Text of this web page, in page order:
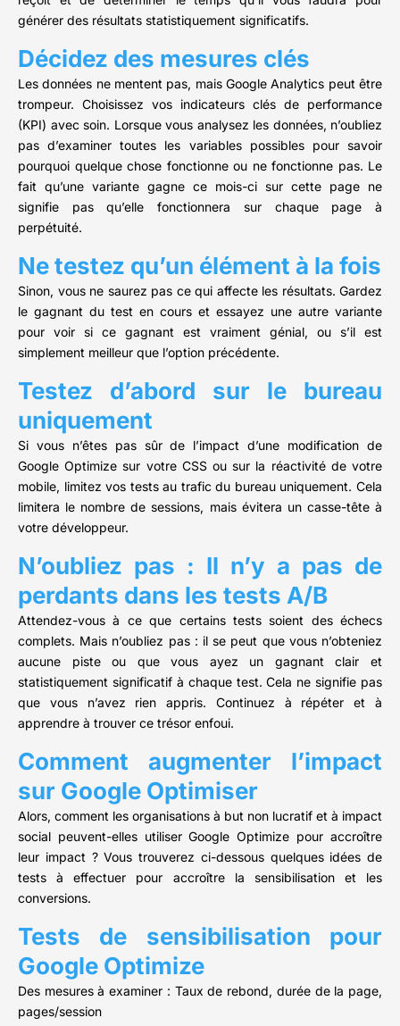
générer des résultats statistiquement significatifs.
Décidez des mesures clés
Les données ne mentent pas, mais Google Analytics peut être
trompeur. Choisissez vos indicateurs clés de performance
(KPI) avec soin. Lorsque vous analysez les données, n’oubliez
pas d’examiner toutes les variables possibles pour savoir
pourquoi quelque chose fonctionne ou ne fonctionne pas. Le
fait qu’une variante gagne ce mois-ci sur cette page ne
signifie pas qu’elle fonctionnera sur chaque page à
perpétuité.
Ne testez qu’un élément à la fois
Sinon, vous ne saurez pas ce qui affecte les résultats. Gardez
le gagnant du test en cours et essayez une autre variante
pour voir si ce gagnant est vraiment génial, ou s’il est
simplement meilleur que l’option précédente.
Testez d’abord sur le bureau
uniquement
Si vous n’êtes pas sûr de l’impact d’une modification de
Google Optimize sur votre CSS ou sur la réactivité de votre
mobile, limitez vos tests au trafic du bureau uniquement. Cela
limitera le nombre de sessions, mais évitera un casse-tête à
votre développeur.
N’oubliez pas : Il n’y a pas de
perdants dans les tests A/B
Attendez-vous à ce que certains tests soient des échecs
complets. Mais n’oubliez pas : il se peut que vous n’obteniez
aucune piste ou que vous ayez un gagnant clair et
statistiquement significatif à chaque test. Cela ne signifie pas
que vous n’avez rien appris. Continuez à répéter et à
apprendre à trouver ce trésor enfoui.
Comment augmenter l’impact
sur Google Optimiser
Alors, comment les organisations à but non lucratif et à impact
social peuvent-elles utiliser Google Optimize pour accroître
leur impact ? Vous trouverez ci-dessous quelques idées de
tests à effectuer pour accroître la sensibilisation et les
conversions.
Tests de sensibilisation pour
Google Optimize
Des mesures à examiner : Taux de rebond, durée de la page,
pages/session